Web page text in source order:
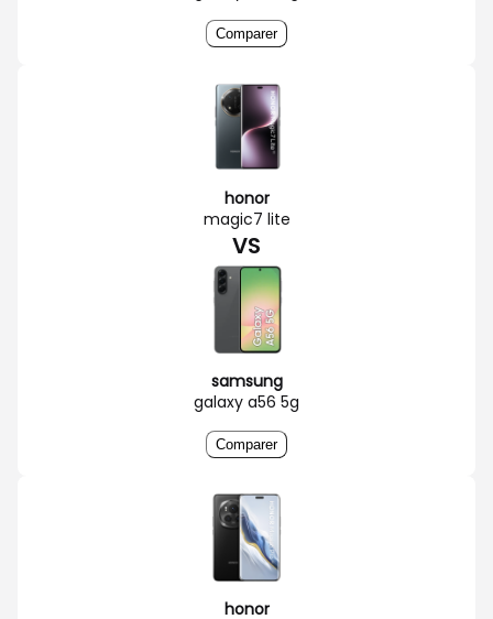
Comparer
honor
magic7 lite
VS
samsung
galaxy a56 5g
Comparer
honor